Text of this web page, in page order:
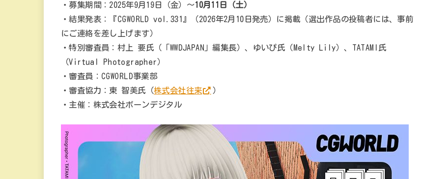
・募集期間：2025年9月19日（金）〜10月11日（土）
・結果発表：『CGWORLD vol.331』（2026年2月10日発売）に掲載（選出作品の投稿者には、事前
にご連絡を差し上げます）
・特別審査員：村上 要氏（「WWDJAPAN」編集長）、ゆいぴ氏（Melty Lily）、TATAMI氏
（Virtual Photographer）
・審査員：CGWORLD事業部
・審査協力：東 智美氏（株式会社往来
）
・主催：株式会社ボーンデジタル